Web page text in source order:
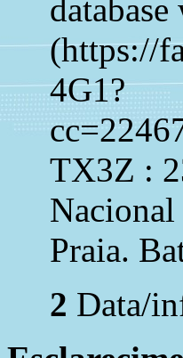
(https://
4G1?
TX3Z :
Nacional
Praia.
2 Data/